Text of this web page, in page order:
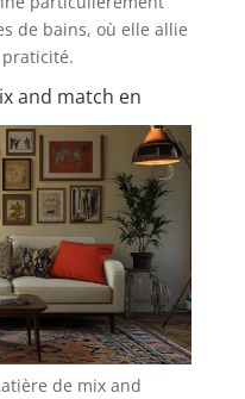
de bains, où elle allie
and match en
de mix and